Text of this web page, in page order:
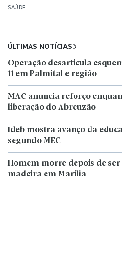
SAÚDE
ÚLTIMAS NOTÍCIAS
Operação desarticula
11 em Palmital e região
MAC anuncia reforço
liberação do Abreuzão
Ideb mostra avanço da
segundo MEC
Homem morre depois de
madeira em Marília